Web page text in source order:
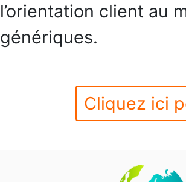
l’orientation client au
génériques.
Cliquez ici